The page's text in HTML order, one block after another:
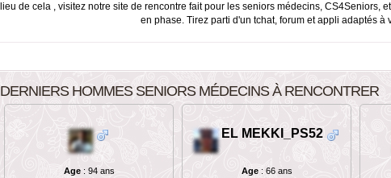
lieu de cela , visitez notre site de rencontre fait pour les seniors médecins,
en phase. Tirez parti d'un tchat, forum et appli adaptés
DERNIERS HOMMES SENIORS MÉDECINS À RENCONTRER
Age: 94 ans
EL MEKKI_PS52
Age: 66 ans